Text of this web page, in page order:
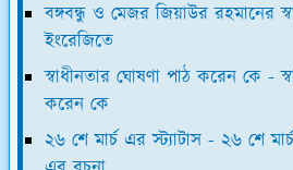
বঙ্গবন্ধু ও মেজর জিয়াউর রহমানের
ইংরেজিতে
স্বাধীনতার ঘোষণা পাঠ করেন কে -
করেন কে
২৬ শে মার্চ এর স্ট্যাটাস - ২৬ শে